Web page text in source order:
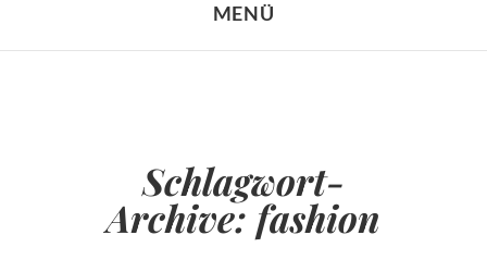
MENÜ
Schlagwort-
Archive:fashion